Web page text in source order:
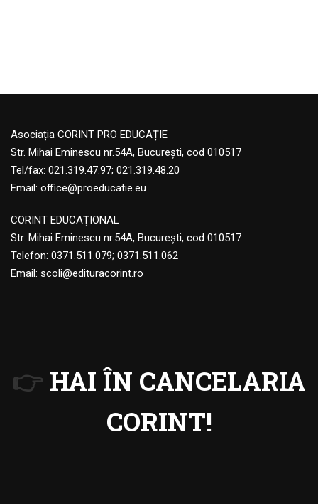
Asociația CORINT PRO EDUCAȚIE
Str. Mihai Eminescu nr.54A, București, cod 010517
Tel/fax: 021.319.47.97; 021.319.48.20
Email: office@proeducatie.eu
CORINT EDUCAŢIONAL
Str. Mihai Eminescu nr.54A, Bucureşti, cod 010517
Telefon: 0371.511.079; 0371.511.062
Email: scoli@edituracorint.ro
👉 HAI ÎN CANCELARIA
CORINT!